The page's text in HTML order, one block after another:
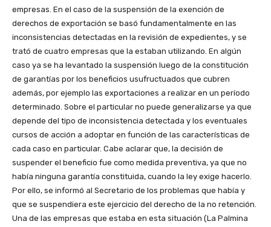
empresas. En el caso de la suspensión de la exención de
derechos de exportación se basó fundamentalmente en las
inconsistencias detectadas en la revisión de expedientes, y se
trató de cuatro empresas que la estaban utilizando. En algún
caso ya se ha levantado la suspensión luego de la constitución
de garantías por los beneficios usufructuados que cubren
además, por ejemplo las exportaciones a realizar en un período
determinado. Sobre el particular no puede generalizarse ya que
depende del tipo de inconsistencia detectada y los eventuales
cursos de acción a adoptar en función de las características de
cada caso en particular. Cabe aclarar que, la decisión de
suspender el beneficio fue como medida preventiva, ya que no
había ninguna garantía constituida, cuando la ley exige hacerlo.
Por ello, se informó al Secretario de los problemas que había y
que se suspendiera este ejercicio del derecho de la no retención.
Una de las empresas que estaba en esta situación (La Palmina